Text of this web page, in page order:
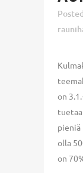
on
pieniä
olla
on